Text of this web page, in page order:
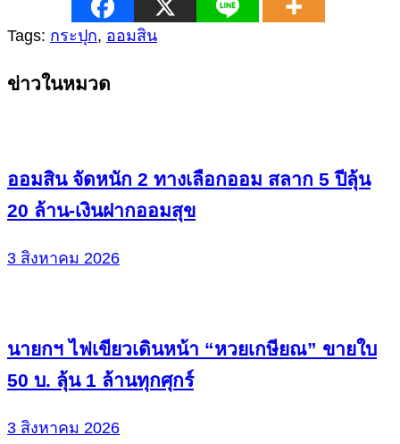
Tags: กระปุก, ออมสิน
Continue
ข่าวในหมวด
ออมสิน จัดหนัก 2 ทางเลือกออม สลาก 5 ปีลุ้น
20 ล้าน-เงินฝากออมสุข
3 สิงหาคม 2026
นายกฯ ไฟเขียวเดินหน้า “หวยเกษียณ” ขายใบ
50 บ. ลุ้น 1 ล้านทุกศุกร์
3 สิงหาคม 2026